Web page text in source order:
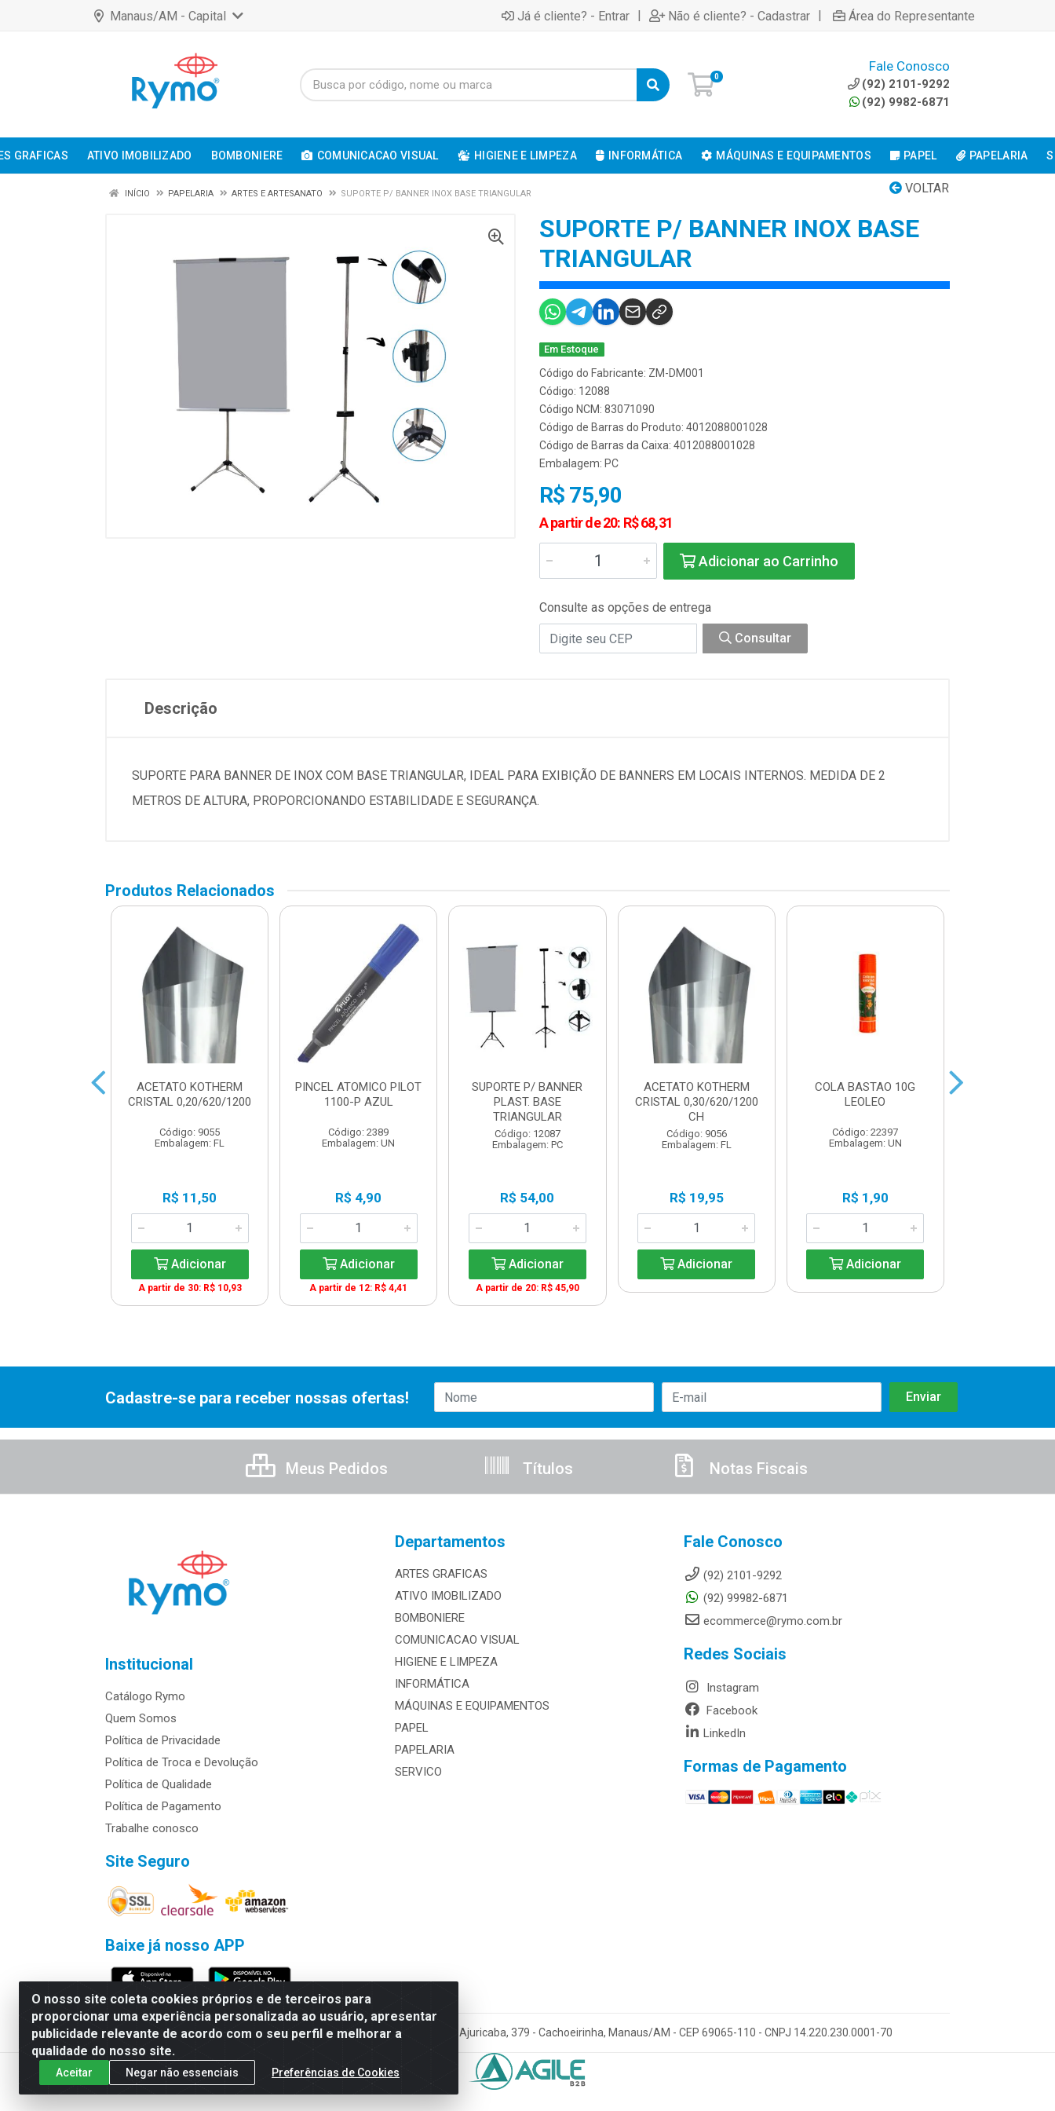
Manaus/AM - Capital Já é cliente? - Entrar | Não é cliente? - Cadastrar | Área do Representante
0
Fale Conosco
(92) 2101-9292
(92) 9982-6871
GRAFICAS ATIVO IMOBILIZADO BOMBONIERE COMUNICACAO VISUAL HIGIENE E LIMPEZA INFORMÁTICA MÁQUINAS E EQUIPAMENTOS PAPEL PAPELARIA
VOLTAR
INÍCIO PAPELARIA ARTES E ARTESANATO SUPORTE P/ BANNER INOX BASE TRIANGULAR
SUPORTE P/ BANNER INOX BASE
TRIANGULAR
Em Estoque
Código do Fabricante: ZM-DM001
Código: 12088
Código NCM: 83071090
Código de Barras do Produto: 4012088001028
Código de Barras da Caixa: 4012088001028
Embalagem: PC
R$ 75,90
A partir de 20: R$ 68,31
Adicionar ao Carrinho
Consulte as opções de entrega
Consultar
Descrição
SUPORTE PARA BANNER DE INOX COM BASE TRIANGULAR, IDEAL PARA EXIBIÇÃO DE BANNERS EM LOCAIS INTERNOS. MEDIDA DE 2
METROS DE ALTURA, PROPORCIONANDO ESTABILIDADE E SEGURANÇA.
Produtos Relacionados
ACETATO KOTHERM
CRISTAL 0,20/620/1200
Código: 9055
Embalagem: FL
R$ 11,50
Adicionar
A partir de 30: R$ 10,93
PINCEL ATOMICO PILOT
1100-P AZUL
Código: 2389
Embalagem: UN
R$ 4,90
Adicionar
A partir de 12: R$ 4,41
SUPORTE P/ BANNER
PLAST. BASE
TRIANGULAR
Código: 12087
Embalagem: PC
R$ 54,00
Adicionar
A partir de 20: R$ 45,90
ACETATO KOTHERM
CRISTAL 0,30/620/1200
CH
Código: 9056
Embalagem: FL
R$ 19,95
Adicionar
COLA BASTAO 10G
LEOLEO
Código: 22397
Embalagem: UN
R$ 1,90
Adicionar
O nosso site coleta cookies próprios e de terceiros para
proporcionar uma experiência personalizada ao usuário, apresentar
publicidade relevante de acordo com o seu perfil e melhorar a
qualidade do nosso site.
Aceitar Negar não essenciais Preferências de Cookies
Cadastre-se para receber nossas ofertas!
Meus Pedidos Títulos Notas Fiscais
Institucional
Catálogo Rymo
Quem Somos
Política de Privacidade
Política de Troca e Devolução
Política de Qualidade
Política de Pagamento
Trabalhe conosco
Site Seguro
Baixe já nosso APP
Departamentos
ARTES GRAFICAS
ATIVO IMOBILIZADO
BOMBONIERE
COMUNICACAO VISUAL
HIGIENE E LIMPEZA
INFORMÁTICA
MÁQUINAS E EQUIPAMENTOS
PAPEL
PAPELARIA
SERVICO
Fale Conosco
(92) 2101-9292
(92) 99982-6871
ecommerce@rymo.com.br
Redes Sociais
Instagram
Facebook
LinkedIn
Formas de Pagamento
Rymo Imagem e Produtos Gráficos da Amazonia LTDA - Av. Ajuricaba, 379 - Cachoeirinha, Manaus/AM - CEP 69065-110 - CNPJ 14.220.230.0001-70